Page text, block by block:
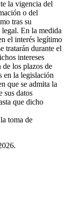
la vigencia del
o del
tras su
En la medida
el interés legítimo
tratarán durante el
intereses
los plazos de
en la legislación
que se admita la
sus datos
que dicho
toma de